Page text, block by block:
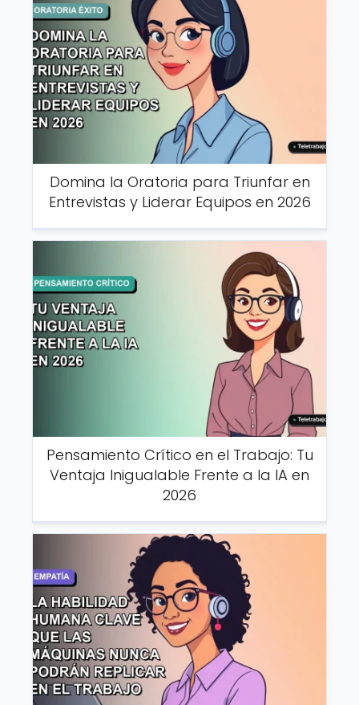
Domina la Oratoria para Triunfar en
Entrevistas y Liderar Equipos en 2026
Pensamiento Crítico en el Trabajo: Tu
Ventaja Inigualable Frente a la IA en
2026